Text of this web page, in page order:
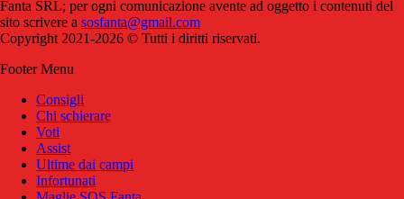
Fanta SRL; per ogni comunicazione avente ad oggetto i contenuti del
sito scrivere a sosfanta@gmail.com
Copyright 2021-2026 © Tutti i diritti riservati.
Footer Menu
Consigli
Chi schierare
Voti
Assist
Ultime dai campi
Infortunati